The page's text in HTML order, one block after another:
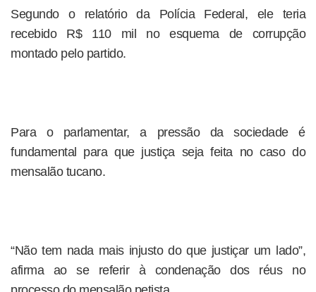
Segundo o relatório da Polícia Federal, ele teria
recebido R$ 110 mil no esquema de corrupção
montado pelo partido.
Para o parlamentar, a pressão da sociedade é
fundamental para que justiça seja feita no caso do
mensalão tucano.
“Não tem nada mais injusto do que justiçar um lado”,
afirma ao se referir à condenação dos réus no